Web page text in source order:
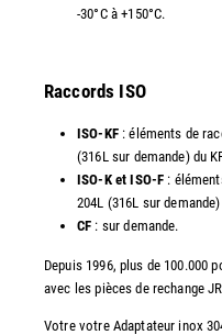
-30°C à +150°C.
Raccords ISO
ISO-KF: éléments de
(316L sur demande) du
ISO-K et ISO-F :
204L (316L sur
CF : sur demande.
Depuis 1996, plus de 100.000
avec les pièces de rechange
Votre votre Adaptateur inox